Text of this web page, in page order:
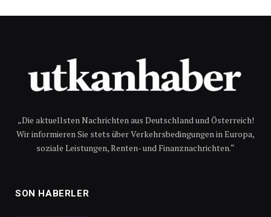
„Die aktuellsten Nachrichten aus Deutschland und Österreich!
Wir informieren Sie stets über Verkehrsbedingungen in Europa,
soziale Leistungen, Renten- und Finanznachrichten.“
SON HABERLER